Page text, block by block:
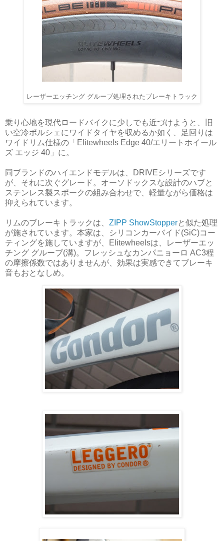
レーザーエッチング グルーブ処理されたブレーキトラック
乗り心地を現代ロードバイクに少しでも近づけようと、旧
い空冷ポルシェにワイドタイヤを収めるか如く、足回りは
ワイドリム仕様の「Elitewheels Edge 40/エリートホイール
ズ エッジ 40」に。
同ブランドのハイエンドモデルは、DRIVEシリーズです
が、それに次ぐグレード。オーソドックスな設計のハブと
ステンレス製スポークの組み合わせで、軽量ながら価格は
抑えられています。
リムのブレーキトラックは、 ZIPP ShowStopperと似た処理
が施されています。本家は、シリコンカーバイド(SiC)コー
ティングを施していますが、Elitewheelsは、レーザーエッ
チング グルーブ(溝)。フレッシュなカンパニョーロ AC3程
の摩擦係数ではありませんが、効果は実感できてブレーキ
音もおとなしめ。